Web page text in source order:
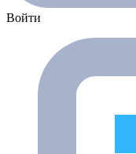
Войти